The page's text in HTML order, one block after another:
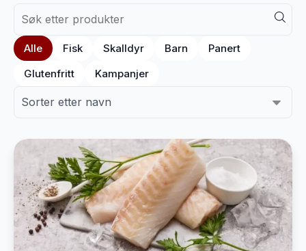
Alle Fisk Skalldyr Barn
Panert
Glutenfritt
Kampanjer